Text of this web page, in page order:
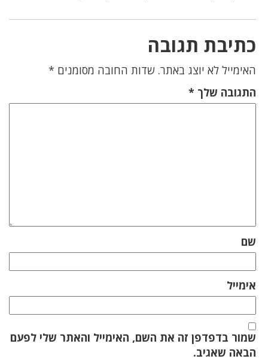
כתיבת תגובה
האימייל לא יוצג באתר. שדות החובה מסומנים *
התגובה שלך *
שם
אימייל
שמור בדפדפן זה את השם, האימייל והאתר שלי לפעם
הבאה שאגיב.